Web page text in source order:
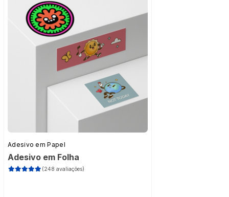
Adesivo em Papel
Adesivo em Folha
(248 avaliações)